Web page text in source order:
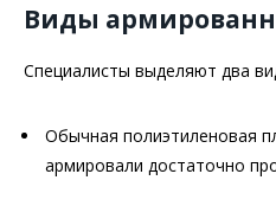
Виды
Специалисты выделяют два
Обычная полиэтиленовая
армировали достаточно